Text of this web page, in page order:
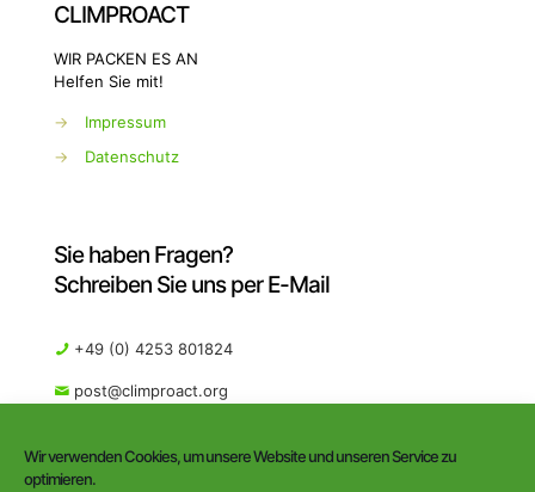
Wir verwenden Cookies, um unsere Website und unseren Service zu
optimieren.
CLIMPROACT
WIR PACKEN ES AN
Helfen Sie mit!
→
Impressum
→
Datenschutz
Sie haben Fragen?
Schreiben Sie uns per E-Mail
+49 (0) 4253 801824
post@climproact.org